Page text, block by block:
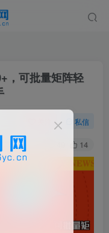
，可批量矩阵轻
私信
14